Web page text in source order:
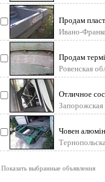
Продам
комплекте ве
Ивано-
Продам
Ровенская
Отличное
ч, ДУ, эл.
Запорожская
Човен
поплаво
Показать выбранные объявления